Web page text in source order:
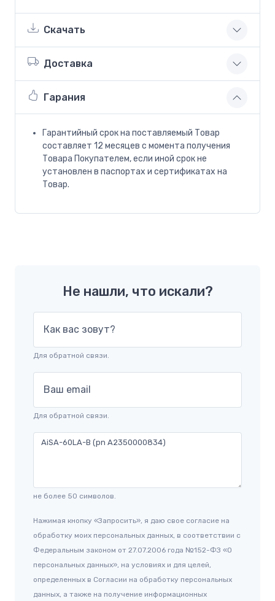
Скачать
Доставка
Гарания
Гарантийный срок на поставляемый Товар
составляет 12 месяцев с момента получения
Товара Покупателем, если иной срок не
установлен в паспортах и сертификатах на
Товар.
Не нашли, что искали?
Как вас зовут?
Для обратной связи.
Ваш email
Для обратной связи.
не более 50 символов.
Нажимая кнопку «Запросить», я даю свое согласие на
обработку моих персональных данных, в соответствии с
Федеральным законом от 27.07.2006 года №152-ФЗ «О
персональных данных», на условиях и для целей,
определенных в Согласии на обработку персональных
данных, а также на получение информационных